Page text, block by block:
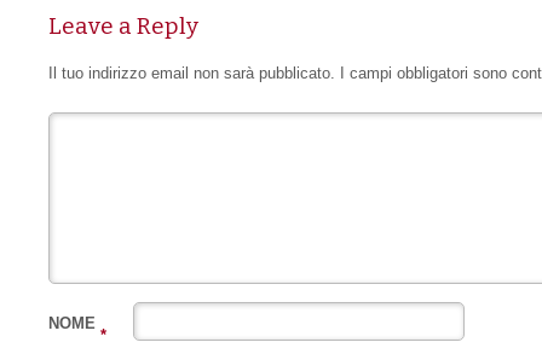
Leave a Reply
Il tuo indirizzo email non sarà pubblicato. I campi obbligatori sono
NOME
*